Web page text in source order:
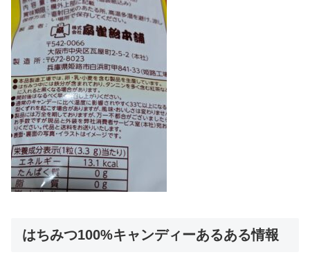
はちみつ100%キャンディーあるある情報